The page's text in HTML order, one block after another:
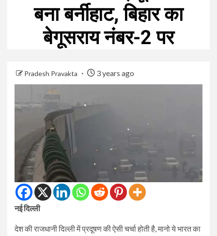
बना बर्नीहाट, बिहार का
बेगूसराय नंबर-2 पर
Pradesh Pravakta 3 years ago
नई दिल्ली
देश की राजधानी दिल्ली में प्रदूषण की ऐसी चर्चा होती है, मानो ये भारत का